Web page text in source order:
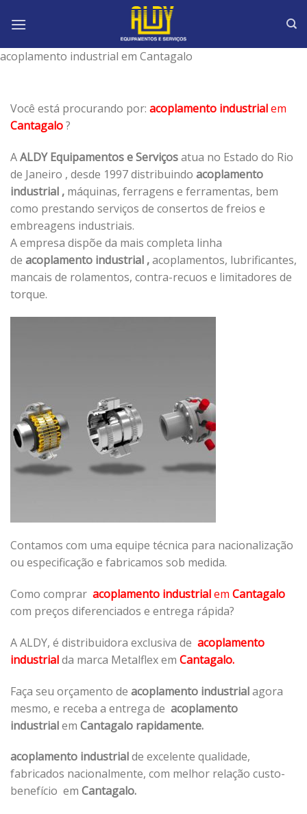
acoplamento industrial em Cantagalo
Você está procurando por: acoplamento industrialem
Cantagalo?
AALDY Equipamentos e Serviçosatua no Estado do Rio
de Janeiro , desde 1997 distribuindo acoplamento
industrial , máquinas, ferragens e ferramentas, bem
como prestando serviços de consertos de freios e
embreagens industriais.
A empresa dispõe da mais completa linha
de acoplamento industrial ,acoplamentos, lubrificantes,
mancais de rolamentos, contra-recuos e limitadores de
torque.
Contamos com uma equipe técnica para nacionalização
ou especificação e fabricamos sob medida.
Como comprar acoplamento industrialem Cantagalo
com preços diferenciados e entrega rápida?
A ALDY, é distribuidora exclusiva de acoplamento
industrialda marca Metalflex em Cantagalo.
Faça seu orçamento de acoplamento industrialagora
mesmo, e receba a entrega de acoplamento
industrialem Cantagalo rapidamente.
acoplamento industrialde excelente qualidade,
fabricados nacionalmente, com melhor relação custo-
benefício em Cantagalo.